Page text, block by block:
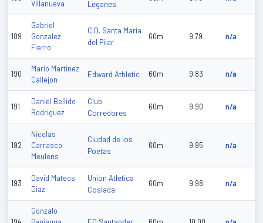
Villanueva
Leganes
189
Gabriel
Gonzalez
Fierro
C.D. Santa Maria
del Pilar
60m 9.79 n/a
190
Mario Martinez
Callejon
Edward Athletic 60m 9.83 n/a
191
Daniel Bellido
Rodriguez
Club
Corredores
60m 9.90 n/a
192
Nicolas
Carrasco
Meulens
Ciudad de los
Poetas
60m 9.95 n/a
193
David Mateos
Diaz
Union Atletica
Coslada
60m 9.98 n/a
Gonzalo